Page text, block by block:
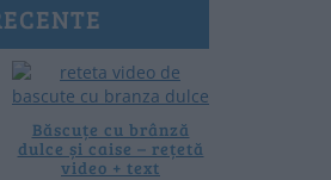
Băscuțe cu brânză
dulce și caise – rețetă
video + text